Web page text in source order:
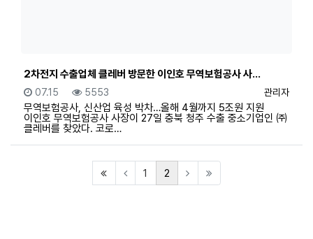
2차전지 수출업체 클레버 방문한 이인호 무역보험공사 사…
등록자
관리자
등록일
07.15 조회
5553
무역보험공사, 신산업 육성 박차…올해 4월까지 5조원 지원
이인호 무역보험공사 사장이 27일 충북 청주 수출 중소기업인 ㈜
클레버를 찾았다. 코로…
(first) 1 2(current)